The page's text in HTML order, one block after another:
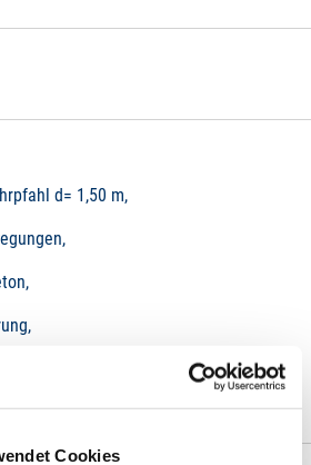
Cookies
d= 1,50 m,
mit Dämmung,